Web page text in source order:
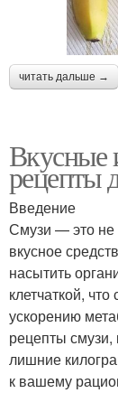
читать дальше →
Вкусные
рецепты
Введение
Смузи — это не
вкусное
насытить
клетчаткой,
ускорению
рецепты смузи,
лишние
к вашему